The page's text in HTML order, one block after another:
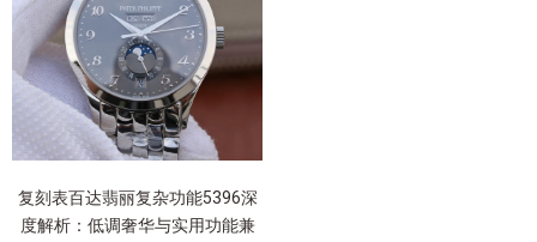
复刻表百达翡丽复杂功能5396深
度解析：低调奢华与实用功能兼